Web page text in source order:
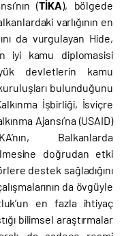
(TİKA), bölgede
varlığının en
da vurgulayan Hide,
iyi kamu diplomasisi
devletlerin kamu
bulunduğunu
İşbirliği, İsviçre
Ajansı’na (USAID)
Balkanlarda
doğrudan etki
destek sağladığını
da övgüyle
en fazla ihtiyaç
bilimsel araştırmalar